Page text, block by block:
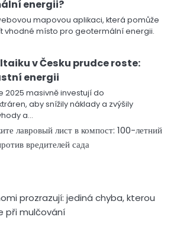
energii?
mapovou aplikaci, která pomůže
vhodné místo pro geotermální energii.
v Česku prudce roste:
energii
2025 masivně investují do
aby snížily náklady a zvýšily
a…
лавровый лист в компост: 100-летний
вредителей сада
prozrazují: jediná chyba, kterou
při mulčování